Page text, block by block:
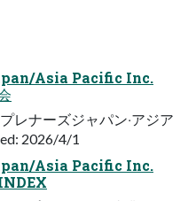
Asia Pacific Inc.
レナーズジャパン‧アジア
2026/4/1
Asia Pacific Inc.